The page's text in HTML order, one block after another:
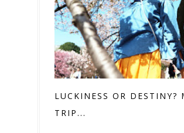
LUCKINESS OR DESTINY?
TRIP...